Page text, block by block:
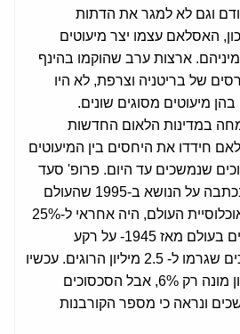
וגם לא למגר את הדתות
האסלאם עצמו יצר מיעוטים
ארצות ערב שהוקמו בהינף
של בריטניה וצרפת, לא היו
בהן מיעוטים מסוגים שונים.
במדינות הלאום החדשות
חידדו את היחסים בין המיעוטים
שנמשכים עד היום. פרופ' סעד
אלדין אבראהים קובע בכתבה על הנושא ב-1995 שהעולם
הערבי שמנה אז 8% מאוכלוסיית העולם, היה אחראי ל-25%
מכלל הסכסוכים המזוינים בעולם מאז 1945- על רקע
עימותים אתניים. סכסוכים שגרמו ל- 2.5 מיליון הרוגים. עכשיו
אוכלוסיית המזרח התיכון מונה רק 6%, אבל הסכסוכים
ונראה כי מספר הקורבנות